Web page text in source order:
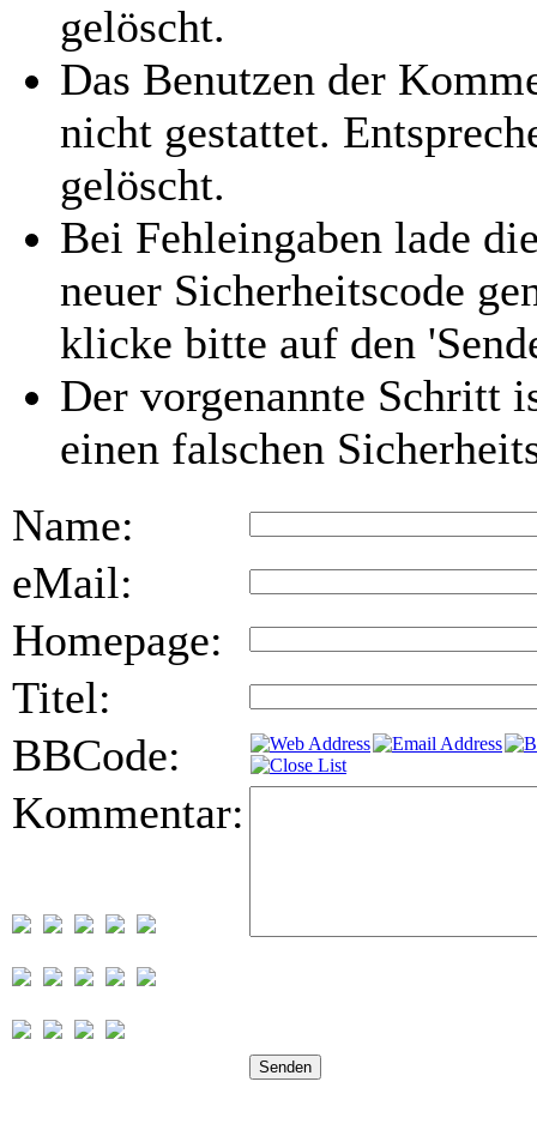
gelöscht.
Das Benutzen der
nicht gestattet.
gelöscht.
Bei Fehleingaben lade
neuer Sicherheitscode
klicke bitte auf den
Der vorgenannte Schritt
einen falschen
Name:
eMail:
Homepage:
Titel:
BBCode:
Kommentar: